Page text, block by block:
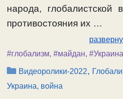
народа, глобалистской
противостояния их …
#глобализм, #майдан, #Украина
Рубрики
Видеоролики-2022,
Украина, война